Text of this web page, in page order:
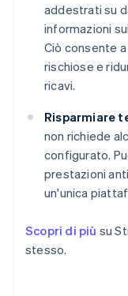
addestrati su
informazioni
Ciò consente
rischiose e
ricavi.
Risparmiare
non richiede
configurato.
prestazioni
un'unica
Scopri di più su
stesso.